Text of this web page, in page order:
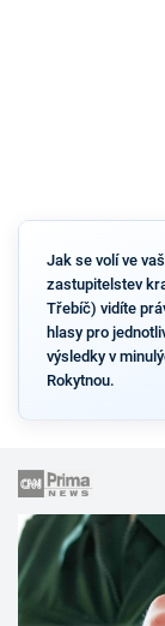
Jak se volí ve
zastupitelstev
Třebíč) vidíte
hlasy pro
výsledky v
Rokytnou.